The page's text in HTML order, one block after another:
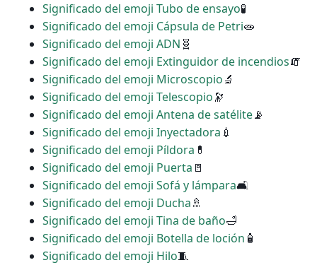
Significado del emoji Tubo de ensayo🧪
Significado del emoji Cápsula de Petri🧫
Significado del emoji ADN 🧬
Significado del emoji Extinguidor de incendios🧯
Significado del emoji Microscopio🔬
Significado del emoji Telescopio🔭
Significado del emoji Antena de satélite📡
Significado del emoji Inyectadora 💉
Significado del emoji Píldora 💊
Significado del emoji Puerta 🚪
Significado del emoji Sofá y lámpara🛋
Significado del emoji Ducha🚿
Significado del emoji Tina de baño🛁
Significado del emoji Botella de loción 🧴
Significado del emoji Hilo🧵